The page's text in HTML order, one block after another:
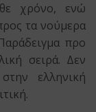
χρόνο, ενώ
τα νούμερα
προ
σειρά. Δεν
ελληνική